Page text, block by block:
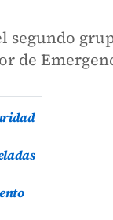
segundo
de